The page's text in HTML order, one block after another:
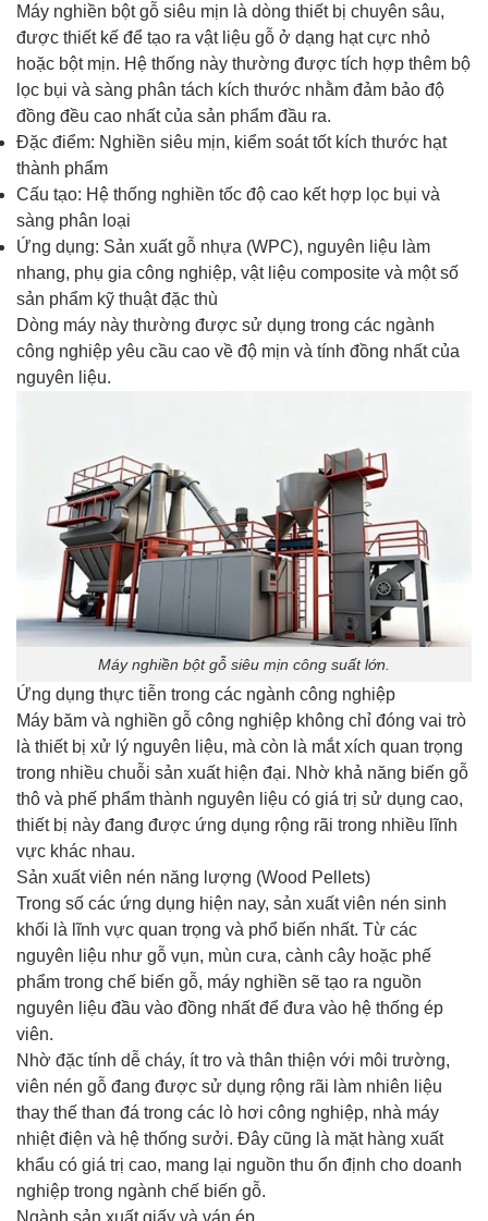
Máy nghiền bột gỗ siêu mịn là dòng thiết bị chuyên sâu,
được thiết kế để tạo ra vật liệu gỗ ở dạng hạt cực nhỏ
hoặc bột mịn. Hệ thống này thường được tích hợp thêm bộ
lọc bụi và sàng phân tách kích thước nhằm đảm bảo độ
đồng đều cao nhất của sản phẩm đầu ra.
Đặc điểm: Nghiền siêu mịn, kiểm soát tốt kích thước hạt
thành phẩm
Cấu tạo: Hệ thống nghiền tốc độ cao kết hợp lọc bụi và
sàng phân loại
Ứng dụng: Sản xuất gỗ nhựa (WPC), nguyên liệu làm
nhang, phụ gia công nghiệp, vật liệu composite và một số
sản phẩm kỹ thuật đặc thù
Dòng máy này thường được sử dụng trong các ngành
công nghiệp yêu cầu cao về độ mịn và tính đồng nhất của
nguyên liệu.
Máy nghiền bột gỗ siêu mịn công suất lớn.
Ứng dụng thực tiễn trong các ngành công nghiệp
Máy băm và nghiền gỗ công nghiệp không chỉ đóng vai trò
là thiết bị xử lý nguyên liệu, mà còn là mắt xích quan trọng
trong nhiều chuỗi sản xuất hiện đại. Nhờ khả năng biến gỗ
thô và phế phẩm thành nguyên liệu có giá trị sử dụng cao,
thiết bị này đang được ứng dụng rộng rãi trong nhiều lĩnh
vực khác nhau.
Sản xuất viên nén năng lượng (Wood Pellets)
Trong số các ứng dụng hiện nay, sản xuất viên nén sinh
khối là lĩnh vực quan trọng và phổ biến nhất. Từ các
nguyên liệu như gỗ vụn, mùn cưa, cành cây hoặc phế
phẩm trong chế biến gỗ, máy nghiền sẽ tạo ra nguồn
nguyên liệu đầu vào đồng nhất để đưa vào hệ thống ép
viên.
Nhờ đặc tính dễ cháy, ít tro và thân thiện với môi trường,
viên nén gỗ đang được sử dụng rộng rãi làm nhiên liệu
thay thế than đá trong các lò hơi công nghiệp, nhà máy
nhiệt điện và hệ thống sưởi. Đây cũng là mặt hàng xuất
khẩu có giá trị cao, mang lại nguồn thu ổn định cho doanh
nghiệp trong ngành chế biến gỗ.